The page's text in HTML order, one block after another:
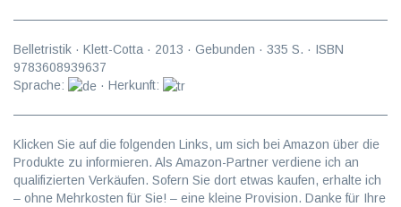
Belletristik · Klett-Cotta · 2013 · Gebunden · 335 S. · ISBN
9783608939637
Sprache:
· Herkunft:
Klicken Sie auf die folgenden Links, um sich bei Amazon über die
Produkte zu informieren. Als Amazon-Partner verdiene ich an
qualifizierten Verkäufen. Sofern Sie dort etwas kaufen, erhalte ich
– ohne Mehrkosten für Sie! – eine kleine Provision. Danke für Ihre